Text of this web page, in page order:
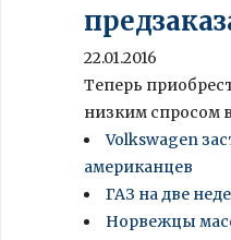
22.01.2016
Теперь
низким спросом
Volkswagen
американцев
ГАЗ на две
Норвежцы